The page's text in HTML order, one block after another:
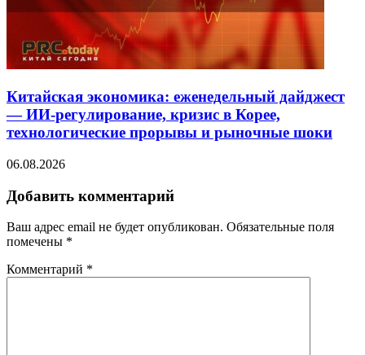
Китайская экономика: еженедельный дайджест
— ИИ-регулирование, кризис в Корее,
технологические прорывы и рыночные шоки
06.08.2026
Добавить комментарий
Ваш адрес email не будет опубликован. Обязательные поля
помечены *
Комментарий *